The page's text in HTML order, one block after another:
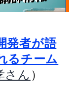
発者が語
るチーム
ん ）